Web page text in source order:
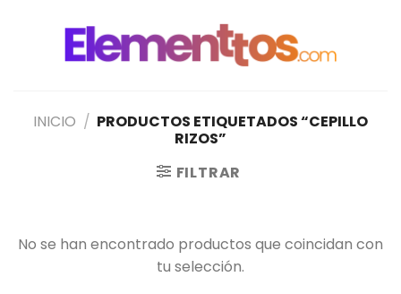
INICIO / PRODUCTOS ETIQUETADOS “CEPILLO
RIZOS”
FILTRAR
No se han encontrado productos que coincidan con
tu selección.